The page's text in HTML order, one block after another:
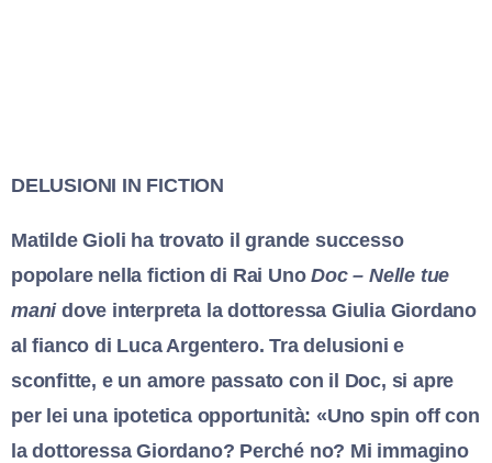
DELUSIONI IN FICTION
Matilde Gioli ha trovato il grande successo
popolare nella fiction di Rai UnoDoc – Nelle tue
manidove interpreta la dottoressa Giulia Giordano
al fianco di Luca Argentero. Tra delusioni e
sconfitte, e un amore passato con il Doc, si apre
per lei una ipotetica opportunità: «Uno spin off con
la dottoressa Giordano? Perché no? Mi immagino